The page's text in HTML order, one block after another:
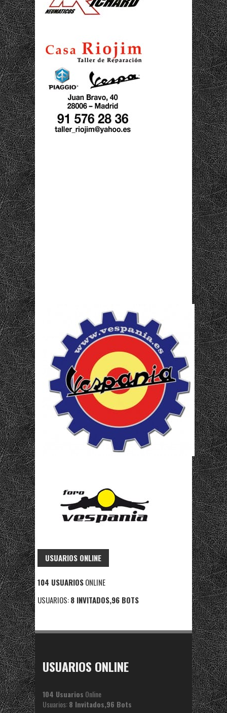
USUARIOS ONLINE
104 USUARIOSONLINE
USUARIOS:8 INVITADOS,96 BOTS
USUARIOS ONLINE
104 Usuarios Online
Usuarios:8 Invitados,96 Bots